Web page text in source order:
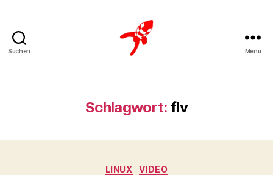
Suchen Menü
Schlagwort: flv
Kategorien
LINUX VIDEO